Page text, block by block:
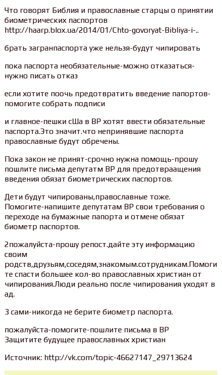
Что говорят Библия и православные старцы о принятии
биометрических паспортов
http://haarp.blox.ua/2014/01/Chto-govoryat-Bibliya-i-..
брать загранпаспорта уже нельзя-будут чипировать
пока паспорта необязательные-можно отказаться-
нужно писать отказ
если хотите поочь предотвратить введение папортов-
помогите собрать подписи
и главное-пешки сШа в ВР хотят ввести обязательные
паспорта.Это значит.что непринявшие паспорта
православные будут обречены.
Пока закон не принят-срочно нужна помощь-прошу
пошлите письма депутатм ВР для предотвраащения
введения обязат биометрических паспортов.
Дети будут чипированы,православные тоже.
Помогите-напишите депутатам ВР свои требования о
переходе на бумажные папорта и отмене обязат
биометр паспортов.
2пожалуйста-прошу репост.дайте эту информацию
своим
родств,друзьям,соседям,знакомым.сотрудникам.Помоги
те спасти большее кол-во православных христиан от
чипирования.Люди реально после чипирования уходят в
ад.
3 сами-никогда не берите биометр паспорта.
пожалуйста-помогите-пошлите письма в ВР
Защитите будущее православных христиан
Источник: http://vk.com/topic-46627147_29713624